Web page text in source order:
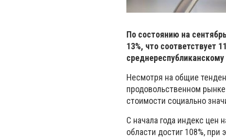
По состоянию на
13%, что соответствует
Несмотря на общие
продовольственном
стоимости социально
С начала года индекс цен
области достиг 108%, при